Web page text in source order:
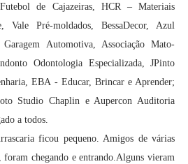
de Cajazeiras, HCR – Materiais
Vale Pré-moldados, BessaDecor, Azul
Automotiva, Associação Mato-
Odontologia Especializada, JPinto
EBA - Educar, Brincar e Aprender;
Studio Chaplin e Aupercon Auditoria
a todos.
ficou pequeno. Amigos de várias
chegando e entrando.Alguns vieram